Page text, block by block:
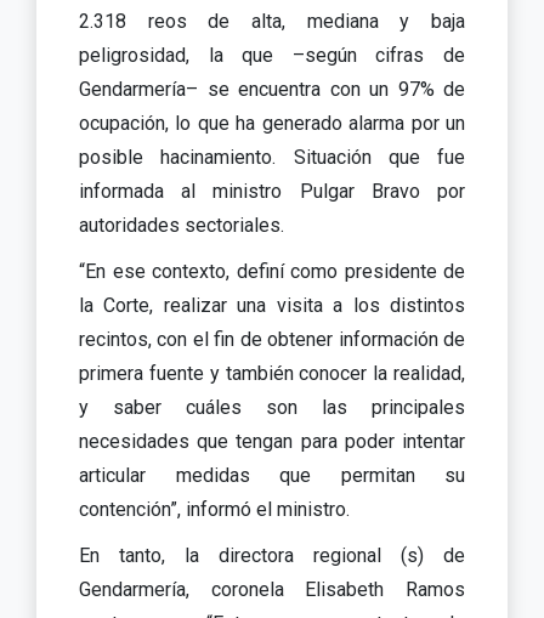
2.318 reos de alta, mediana y baja
peligrosidad, la que –según cifras de
Gendarmería– se encuentra con un 97% de
ocupación, lo que ha generado alarma por un
posible hacinamiento. Situación que fue
informada al ministro Pulgar Bravo por
autoridades sectoriales.
“En ese contexto, definí como presidente de
la Corte, realizar una visita a los distintos
recintos, con el fin de obtener información de
primera fuente y también conocer la realidad,
y saber cuáles son las principales
necesidades que tengan para poder intentar
articular medidas que permitan su
contención”, informó el ministro.
En tanto, la directora regional (s) de
Gendarmería, coronela Elisabeth Ramos